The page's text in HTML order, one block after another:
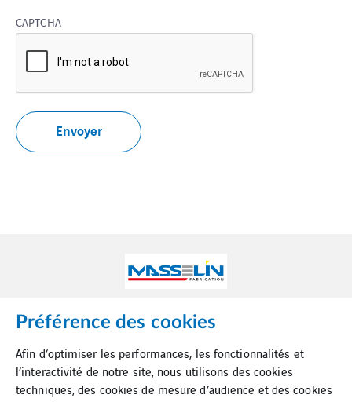
CAPTCHA
Suppression de données
Préférence des cookies
Afin d’optimiser les performances, les fonctionnalités et
l’interactivité de notre site, nous utilisons des cookies
techniques, des cookies de mesure d’audience et des cookies